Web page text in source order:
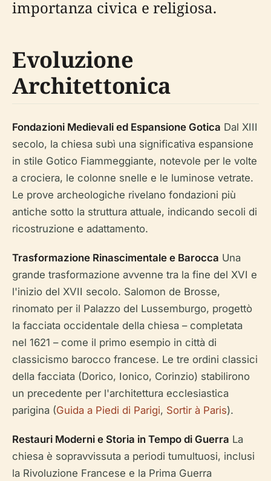
importanza civica e religiosa.
Evoluzione
Architettonica
Fondazioni Medievali ed Espansione Gotica Dal XIII
secolo, la chiesa subì una significativa espansione
in stile Gotico Fiammeggiante, notevole per le volte
a crociera, le colonne snelle e le luminose vetrate.
Le prove archeologiche rivelano fondazioni più
antiche sotto la struttura attuale, indicando secoli di
ricostruzione e adattamento.
Trasformazione Rinascimentale e Barocca Una
grande trasformazione avvenne tra la fine del XVI e
l'inizio del XVII secolo. Salomon de Brosse,
rinomato per il Palazzo del Lussemburgo, progettò
la facciata occidentale della chiesa – completata
nel 1621 – come il primo esempio in città di
classicismo barocco francese. Le tre ordini classici
della facciata (Dorico, Ionico, Corinzio) stabilirono
un precedente per l'architettura ecclesiastica
parigina (Guida a Piedi di Parigi, Sortir à Paris).
Restauri Moderni e Storia in Tempo di Guerra La
chiesa è sopravvissuta a periodi tumultuosi, inclusi
la Rivoluzione Francese e la Prima Guerra